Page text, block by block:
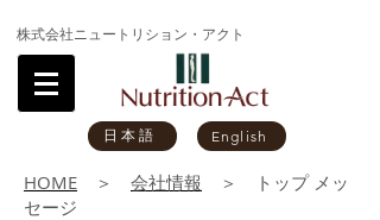
株式会社ニュートリション・アクト
日本語 English
HOME ＞ 会社情報 ＞ トップ メッ
セージ